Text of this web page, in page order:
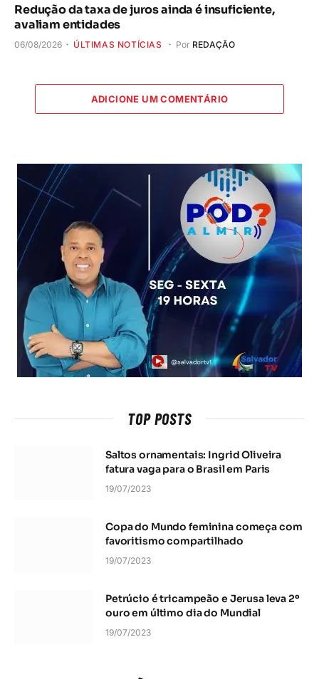
Redução da taxa de juros ainda é insuficiente,
avaliam entidades
06/08/2026 ÚLTIMAS NOTÍCIAS Por REDAÇÃO
ADICIONE UM COMENTÁRIO
TOP POSTS
Saltos ornamentais: Ingrid Oliveira
fatura vaga para o Brasil em Paris
19/07/2023
Copa do Mundo feminina começa com
favoritismo compartilhado
19/07/2023
Petrúcio é tricampeão e Jerusa leva 2º
ouro em último dia do Mundial
19/07/2023